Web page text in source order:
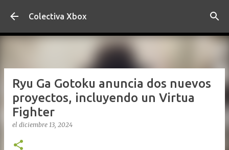
Ir al contenido principal
Colectiva Xbox
Ryu Ga Gotoku anuncia dos nuevos
proyectos, incluyendo un Virtua
Fighter
el diciembre 13, 2024